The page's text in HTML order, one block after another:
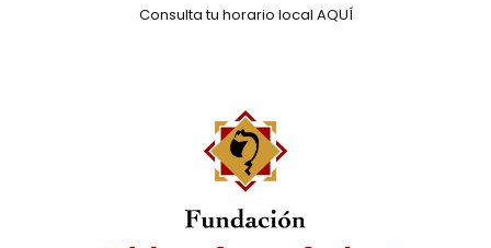
Consulta tu horario local AQUÍ